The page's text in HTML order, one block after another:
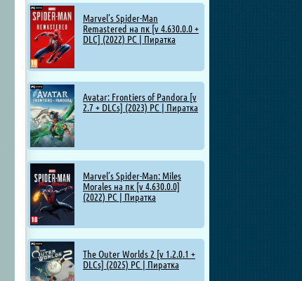
Marvel’s Spider-Man
Remastered на пк [v 4.630.0.0 +
DLC] (2022) PC | Пиратка
Avatar: Frontiers of Pandora [v
2.7 + DLCs] (2023) PC | Пиратка
Marvel’s Spider-Man: Miles
Morales на пк [v 4.630.0.0]
(2022) PC | Пиратка
The Outer Worlds 2 [v 1.2.0.1 +
DLCs] (2025) PC | Пиратка